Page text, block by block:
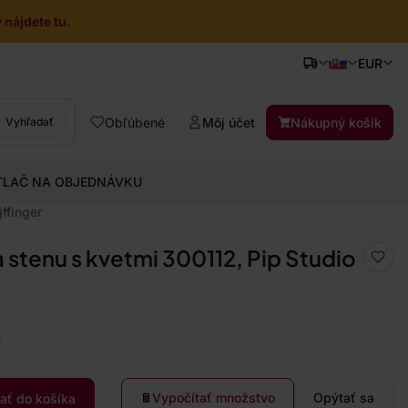
tu.
EUR
Vyhľadať Obľúbené Môj účet Nákupný košík
NA OBJEDNÁVKU
s kvetmi 300112, Pip Studio
do košíka Vypočítať množstvo Opýtať sa